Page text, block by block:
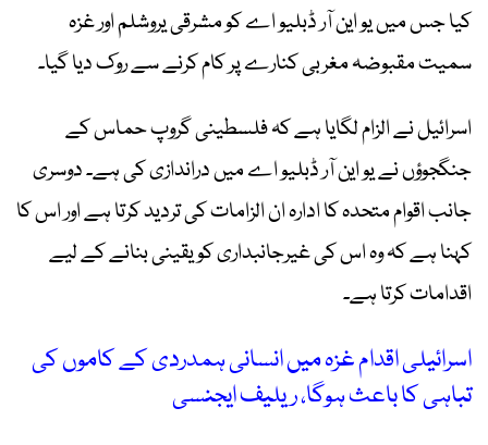
کیا جس میں یو این آر ڈبلیو اے کو مشرقی یروشلم اور غزہ
سمیت مقبوضہ مغربی کنارے پر کام کرنے سے روک دیا گیا۔
اسرائیل نے الزام لگایا ہے کہ فلسطینی گروپ حماس کے
جنگجوؤں نے یو این آر ڈبلیو اے میں دراندازی کی ہے۔ دوسری
جانب اقوام متحدہ کا ادارہ ان الزامات کی تردید کرتا ہے اور اس کا
کہنا ہے کہ وہ اس کی غیرجانبداری کو یقینی بنانے کے لیے
اقدامات کرتا ہے۔
اسرائیلی اقدام غزہ میں انسانی ہمدردی کے کاموں کی
تباہی کا باعث ہوگا، ریلیف ایجنسی